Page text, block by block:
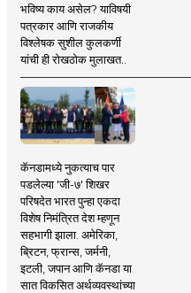
भविष्य काय असेल? याविषयी
पत्रकार आणि राजकीय
विश्लेषक सुशील कुलकर्णी
यांची ही रोखठोक मुलाखत..
कॅनडामध्ये नुकत्याच पार
पडलेल्या 'जी-७' शिखर
परिषदेत भारत पुन्हा एकदा
विशेष निमंत्रित देश म्हणून
सहभागी झाला. अमेरिका,
ब्रिटन, फ्रान्स, जर्मनी,
इटली, जपान आणि कॅनडा या
सात विकसित अर्थव्यवस्थांच्या